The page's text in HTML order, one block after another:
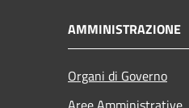
AMMINISTRAZIONE
Organi di Governo